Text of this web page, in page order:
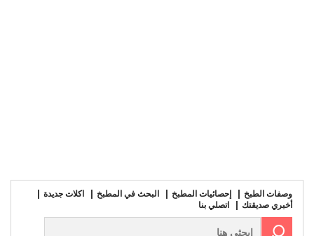
وصفات الطبخ إحصائيات المطبخ البحث في المطبخ
اكلات جديدة
أخبري صديقتك
اتصلي بنا